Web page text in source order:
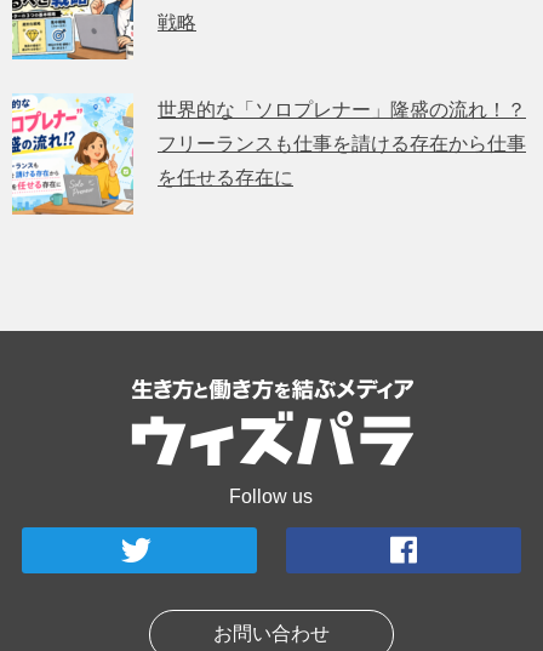
戦略
世界的な「ソロプレナー」隆盛の流れ！？
フリーランスも仕事を請ける存在から仕事
を任せる存在に
Follow us
お問い合わせ